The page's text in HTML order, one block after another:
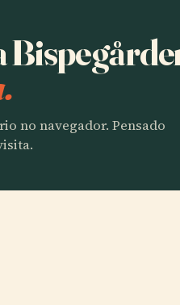
no navegador. Pensado